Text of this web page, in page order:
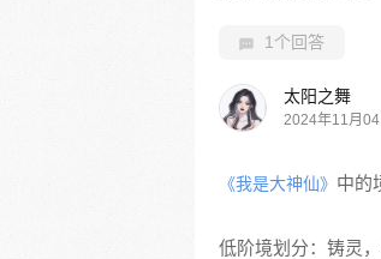
1个回答
太阳之舞
2024年11月
《我是大神仙》 中的
低阶境划分：铸灵